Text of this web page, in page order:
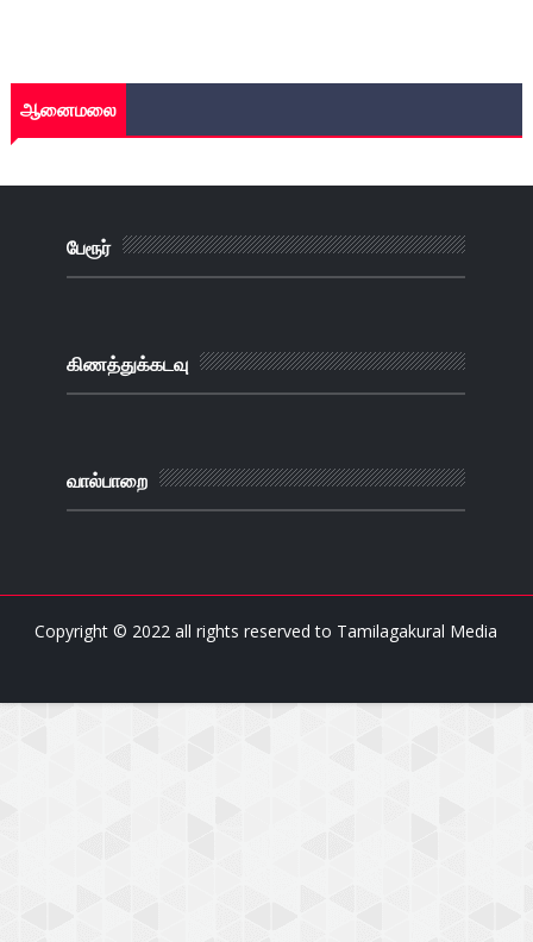
ஆனைமலை
பேரூர்
கிணத்துக்கடவு
வால்பாறை
Copyright © 2022 all rights reserved to Tamilagakural Media